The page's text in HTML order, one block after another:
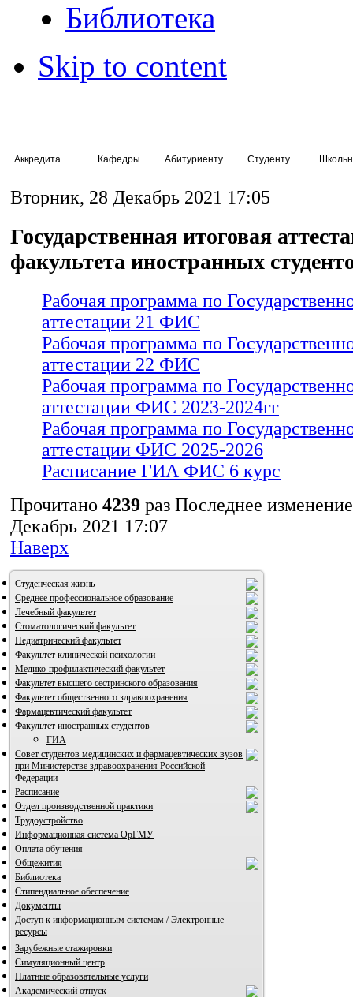
Библиотека
Skip to content
Кафедры Абитуриенту Студенту
Вторник, 28 Декабрь 2021 17:05
Государственная итоговая
факультета иностранных
Рабочая программа по
аттестации 21 ФИС
Рабочая программа по
аттестации 22 ФИС
Рабочая программа по
аттестации ФИС 2023-2024гг
Рабочая программа по
аттестации ФИС 2025-2026
Расписание ГИА ФИС 6 курс
Прочитано 4239 раз Последнее
Декабрь 2021 17:07
Наверх
Студенческая жизнь
Среднее профессиональное образование
Лечебный факультет
Стоматологический факультет
Педиатрический факультет
Факультет клинической психологии
Медико-профилактический факультет
Факультет высшего сестринского образования
Факультет общественного здравоохранения
Фармацевтический факультет
Факультет иностранных студентов
ГИА
Совет студентов медицинских и фармацевтических вузов
при Министерстве здравоохранения Российской
Федерации
Расписание
Отдел производственной практики
Трудоустройство
Информационная система ОрГМУ
Оплата обучения
Общежития
Библиотека
Стипендиальное обеспечение
Документы
Доступ к информационным системам / Электронные
ресурсы
Зарубежные стажировки
Симуляционный центр
Платные образовательные услуги
Академический отпуск